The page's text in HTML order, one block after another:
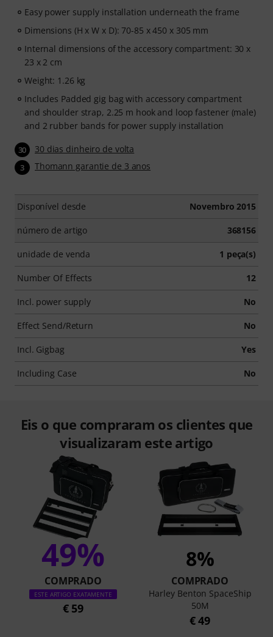
Easy power supply installation underneath the frame
Dimensions (H x W x D): 70-85 x 450 x 305 mm
Internal dimensions of the accessory compartment: 30 x
23 x 2 cm
Weight: 1.26 kg
Includes Padded gig bag with accessory compartment
and shoulder strap, 2.25 m hook and loop fastener (male)
and 2 rubber bands for power supply installation
30 30 dias dinheiro de volta
3 Thomann garantie de 3 anos
Disponível desde Novembro 2015
número de artigo 368156
unidade de venda 1 peça(s)
Number Of Effects 12
Incl. power supply No
Effect Send/Return No
Incl. Gigbag Yes
Including Case No
Eis o que compraram os clientes que
visualizaram este artigo
49%
COMPRADO
ESTE ARTIGO EXATAMENTE
€ 59
8%
COMPRADO
Harley Benton SpaceShip
50M
€ 49